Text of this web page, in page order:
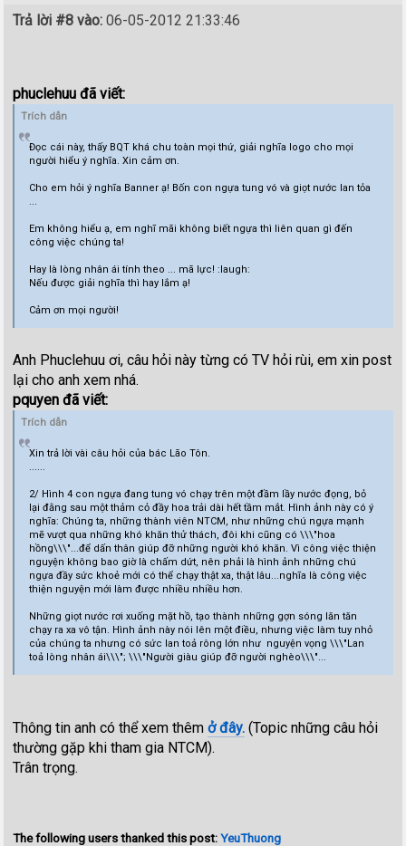
Trả lời #8 vào: 06-05-2012 21:33:46
phuclehuu đã viết:
Trích dẫn
Đọc cái này, thấy BQT khá chu toàn mọi thứ, giải nghĩa logo cho mọi
người hiểu ý nghĩa. Xin cảm ơn.
Cho em hỏi ý nghĩa Banner ạ! Bốn con ngựa tung vó và giọt nước lan tỏa
...
Em không hiểu ạ, em nghĩ mãi không biết ngựa thì liên quan gì đến
công việc chúng ta!
Hay là lòng nhân ái tính theo ... mã lực! :laugh:
Nếu được giải nghĩa thì hay lắm ạ!
Cảm ơn mọi người!
Anh Phuclehuu ơi, câu hỏi này từng có TV hỏi rùi, em xin post
lại cho anh xem nhá.
pquyen đã viết:
Trích dẫn
Xin trả lời vài câu hỏi của bác Lão Tôn.
......
2/ Hình 4 con ngựa đang tung vó chạy trên một đầm lầy nước đọng, bỏ
lại đằng sau một thảm cỏ đầy hoa trải dài hết tầm mắt. Hình ảnh này có ý
nghĩa: Chúng ta, những thành viên NTCM, như những chú ngựa mạnh
mẽ vượt qua những khó khăn thử thách, đôi khi cũng có \\\"hoa
hồng\\\"...để dấn thân giúp đỡ những người khó khăn. Vì công việc thiện
nguyện không bao giờ là chấm dứt, nên phải là hình ảnh những chú
ngựa đầy sức khoẻ mới có thể chạy thật xa, thật lâu...nghĩa là công việc
thiện nguyện mới làm được nhiều nhiều hơn.
Những giọt nước rơi xuống mặt hồ, tạo thành những gợn sóng lăn tăn
chạy ra xa vô tận. Hình ảnh này nói lên một điều, nhưng việc làm tuy nhỏ
của chúng ta nhưng có sức lan toả rông lớn như nguyện vọng \\\"Lan
toả lòng nhân ái\\\"; \\\"Người giàu giúp đỡ người nghèo\\\"...
Thông tin anh có thể xem thêmở đây. (Topic những câu hỏi
thường gặp khi tham gia NTCM).
Trân trọng.
The following users thanked this post:YeuThuong